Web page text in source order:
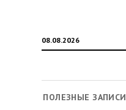
08.08.2026
ПОЛЕЗНЫЕ ЗАПИСИ